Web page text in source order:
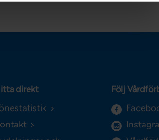
direkt Följ